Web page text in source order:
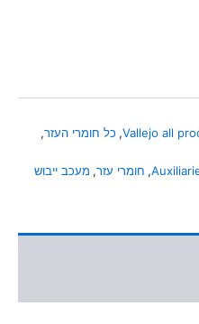
Vallejo all
, כל חומרי העזר,
, חומרי עזר, מעכב ייבוש